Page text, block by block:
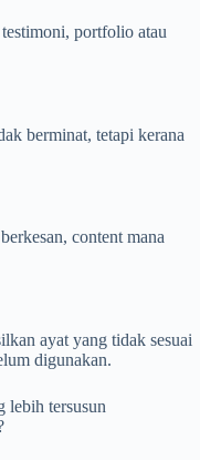
portfolio atau
berminat, tetapi kerana
content mana
ayat yang tidak sesuai
digunakan.
lebih tersusun